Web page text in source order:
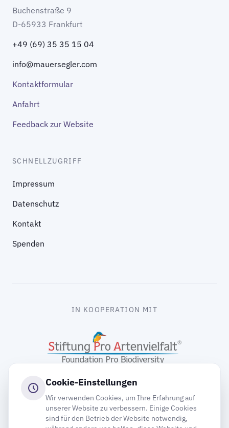
Buchenstraße 9
D-65933 Frankfurt
+49 (69) 35 35 15 04
info@mauersegler.com
Kontaktformular
Anfahrt
Feedback zur Website
SCHNELLZUGRIFF
Impressum
Datenschutz
Kontakt
Spenden
IN KOOPERATION MIT
Cookie-Einstellungen
Wir verwenden Cookies, um Ihre Erfahrung auf
unserer Website zu verbessern. Einige Cookies
sind für den Betrieb der Website notwendig,